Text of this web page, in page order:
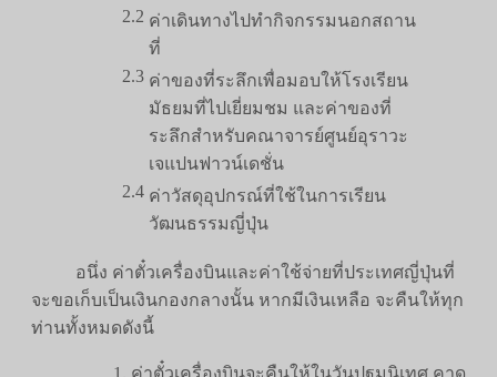
2.2 ค่าเดินทางไปทำกิจกรรมนอกสถาน
ที่
2.3 ค่าของที่ระลึกเพื่อมอบให้โรงเรียน
มัธยมที่ไปเยี่ยมชม และค่าของที่
ระลึกสำหรับคณาจารย์ศูนย์อุราวะ
เจแปนฟาวน์เดชั่น
2.4 ค่าวัสดุอุปกรณ์ที่ใช้ในการเรียน
วัฒนธรรมญี่ปุ่น
อนึ่ง ค่าตั๋วเครื่องบินและค่าใช้จ่ายที่ประเทศญี่ปุ่นที่
จะขอเก็บเป็นเงินกองกลางนั้น หากมีเงินเหลือ จะคืนให้ทุก
ท่านทั้งหมดดังนี้
ค่าตั๋วเครื่องบินจะคืนให้ในวันปฐมนิเทศ คาด